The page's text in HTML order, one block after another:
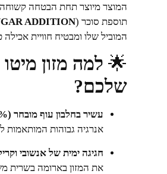
המוצר מיוצר תחת הבטחה קשוחה
תוספת סוכר (ADDITION
המוביל שלו ומבטיח חוויית
🌟
שלכם?
עשיר בחלבון עוף מובחר (30%):
אנרגיה גבוהות המותאמות
חגיגה ימית של אנשובי וקריל (3%
את המזון בארומה בשרית